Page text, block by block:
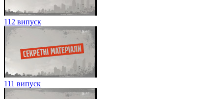
115 випуск
114 випуск